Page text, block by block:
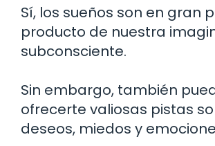
Sí, los sueños son en gran
producto de nuestra
subconsciente.
Sin embargo, también
ofrecerte valiosas pistas
deseos, miedos y